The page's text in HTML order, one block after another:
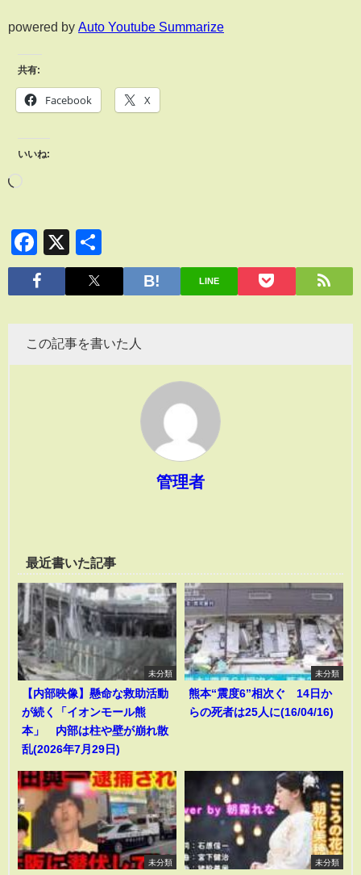
powered by Auto Youtube Summarize
共有:
Facebook X
いいね:
Facebook
X
有
LINE
この記事を書いた人
管理者
最近書いた記事
未分類
【内部映像】懸命な救助活動
が続く「イオンモール熊
本」 内部は柱や壁が崩れ散
乱(2026年7月29日)
未分類
熊本“震度6”相次ぐ 14日か
らの死者は25人に(16/04/16)
未分類 未分類